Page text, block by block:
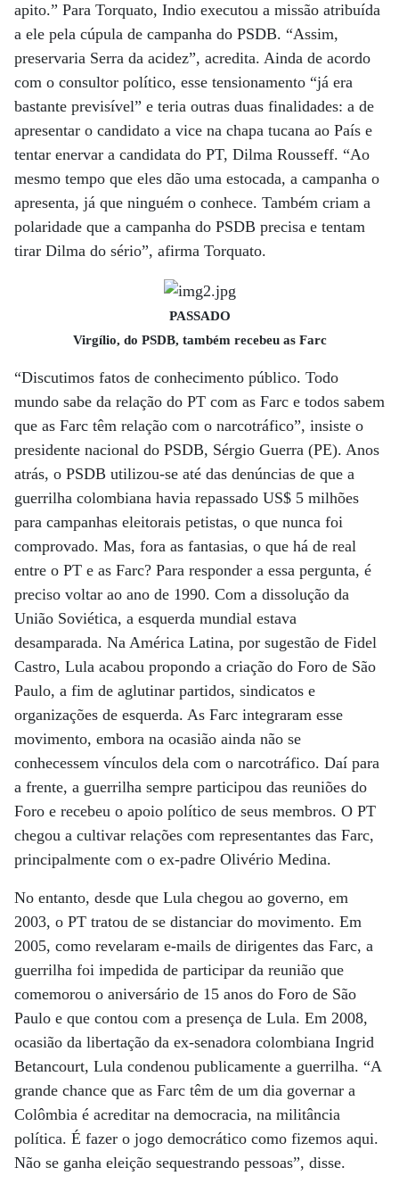
apito.” Para Torquato, Indio executou a missão atribuída
a ele pela cúpula de campanha do PSDB. “Assim,
preservaria Serra da acidez”, acredita. Ainda de acordo
com o consultor político, esse tensionamento “já era
bastante previsível” e teria outras duas finalidades: a de
apresentar o candidato a vice na chapa tucana ao País e
tentar enervar a candidata do PT, Dilma Rousseff. “Ao
mesmo tempo que eles dão uma estocada, a campanha o
apresenta, já que ninguém o conhece. Também criam a
polaridade que a campanha do PSDB precisa e tentam
tirar Dilma do sério”, afirma Torquato.
PASSADO
Virgílio, do PSDB, também recebeu as Farc
“Discutimos fatos de conhecimento público. Todo
mundo sabe da relação do PT com as Farc e todos sabem
que as Farc têm relação com o narcotráfico”, insiste o
presidente nacional do PSDB, Sérgio Guerra (PE). Anos
atrás, o PSDB utilizou-se até das denúncias de que a
guerrilha colombiana havia repassado US$ 5 milhões
para campanhas eleitorais petistas, o que nunca foi
comprovado. Mas, fora as fantasias, o que há de real
entre o PT e as Farc? Para responder a essa pergunta, é
preciso voltar ao ano de 1990. Com a dissolução da
União Soviética, a esquerda mundial estava
desamparada. Na América Latina, por sugestão de Fidel
Castro, Lula acabou propondo a criação do Foro de São
Paulo, a fim de aglutinar partidos, sindicatos e
organizações de esquerda. As Farc integraram esse
movimento, embora na ocasião ainda não se
conhecessem vínculos dela com o narcotráfico. Daí para
a frente, a guerrilha sempre participou das reuniões do
Foro e recebeu o apoio político de seus membros. O PT
chegou a cultivar relações com representantes das Farc,
principalmente com o ex-padre Olivério Medina.
No entanto, desde que Lula chegou ao governo, em
2003, o PT tratou de se distanciar do movimento. Em
2005, como revelaram e-mails de dirigentes das Farc, a
guerrilha foi impedida de participar da reunião que
comemorou o aniversário de 15 anos do Foro de São
Paulo e que contou com a presença de Lula. Em 2008,
ocasião da libertação da ex-senadora colombiana Ingrid
Betancourt, Lula condenou publicamente a guerrilha. “A
grande chance que as Farc têm de um dia governar a
Colômbia é acreditar na democracia, na militância
política. É fazer o jogo democrático como fizemos aqui.
Não se ganha eleição sequestrando pessoas”, disse.